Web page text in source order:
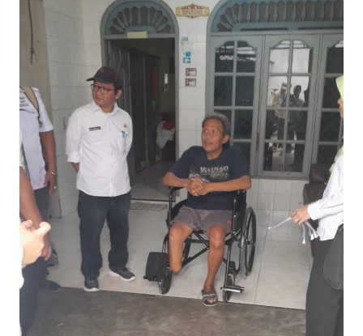
SULTRA
WN
NTB
WN
SULTENG
WN
SULBAR
WN
BABEL